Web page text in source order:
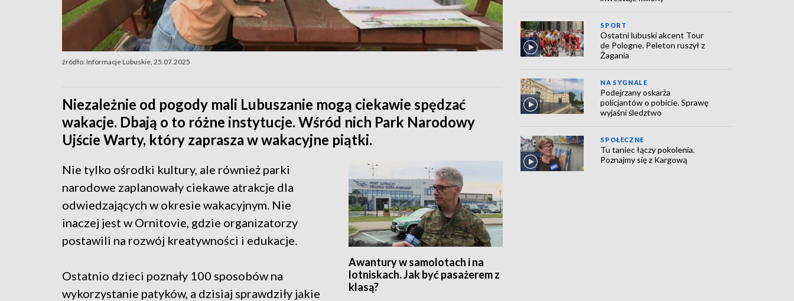
źródło: Informacje Lubuskie, 25.07.2025
Niezależnie od pogody mali Lubuszanie mogą ciekawie spędzać
wakacje. Dbają o to różne instytucje. Wśród nich Park Narodowy
Ujście Warty, który zaprasza w wakacyjne piątki.
Awantury w samolotach i na
lotniskach. Jak być pasażerem z
klasą?
Nie tylko ośrodki kultury, ale również parki
narodowe zaplanowały ciekawe atrakcje dla
odwiedzających w okresie wakacyjnym. Nie
inaczej jest w Ornitovie, gdzie organizatorzy
postawili na rozwój kreatywności i edukacje.
Ostatnio dzieci poznały 100 sposobów na
wykorzystanie patyków, a dzisiaj sprawdziły jakie
SPORT
Ostatni lubuski akcent Tour
de Pologne. Peleton ruszył z
Żagania
NA SYGNALE
Podejrzany oskarża
policjantów o pobicie. Sprawę
wyjaśni śledztwo
SPOŁECZNE
Tu taniec łączy pokolenia.
Poznajmy się z Kargową